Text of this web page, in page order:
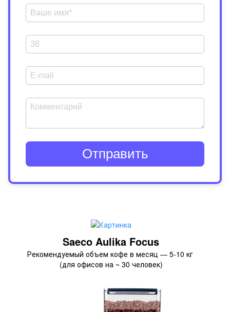
Отправить
Saeco Aulika Focus
Рекомендуемый объем кофе в месяц — 5-10 кг
(для офисов на ~ 30 человек)